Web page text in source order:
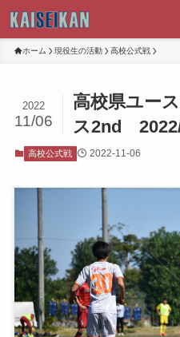
ホーム 現役生の活動 高校公式戦
高校県ユー
ス2nd
2022
11/06
高校公式戦 2022-11-06